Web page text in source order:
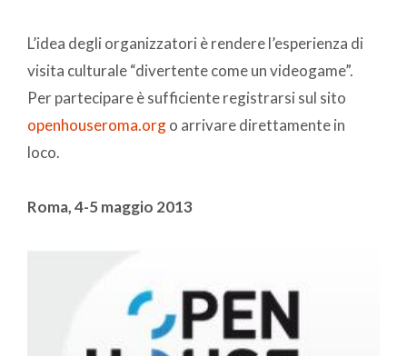
L’idea degli organizzatori è rendere l’esperienza di
visita culturale “divertente come un videogame”.
Per partecipare è sufficiente registrarsi sul sito
openhouseroma.orgo arrivare direttamente in
loco.
Roma, 4-5 maggio 2013